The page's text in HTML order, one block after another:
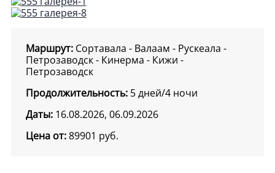
Маршрут: Сортавала - Валаам - Рускеала -
Петрозаводск - Кинерма - Кижи -
Петрозаводск
Продолжительность: 5 дней/4 ночи
Даты: 16.08.2026, 06.09.2026
Цена от: 89901 руб.